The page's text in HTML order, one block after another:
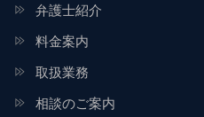
弁護士紹介
料金案内
取扱業務
相談のご案内